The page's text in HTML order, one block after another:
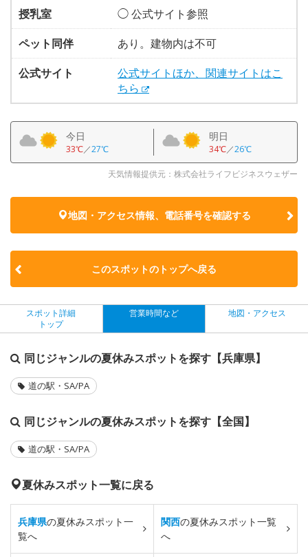
授乳室
◯ 公式サイト参照
ペット同伴
あり。建物内は不可
公式サイト
公式サイトほか、関連サイトはこ
ちら
今日
33℃／27℃
明日
34℃／26℃
天気情報提供元：株式会社ライフビジネスウェザー
地図・アクセス情報、電話番号を確認する
このスポットのトップへ戻る
スポット詳細
トップ
営業時間など 地図・アクセス
同じジャンルの夏休みスポットを探す【兵庫県】
道の駅・SA/PA
同じジャンルの夏休みスポットを探す【全国】
道の駅・SA/PA
夏休みスポット一覧に戻る
兵庫県の夏休みスポット一
覧へ
関西の夏休みスポット一覧
へ